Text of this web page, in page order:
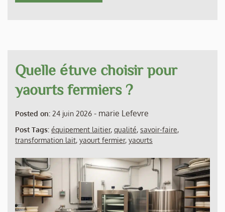
Quelle étuve choisir pour
yaourts fermiers ?
Posted on: 24 juin 2026 - marie Lefevre
Post Tags: équipement laitier, qualité, savoir-faire,
transformation lait, yaourt fermier, yaourts